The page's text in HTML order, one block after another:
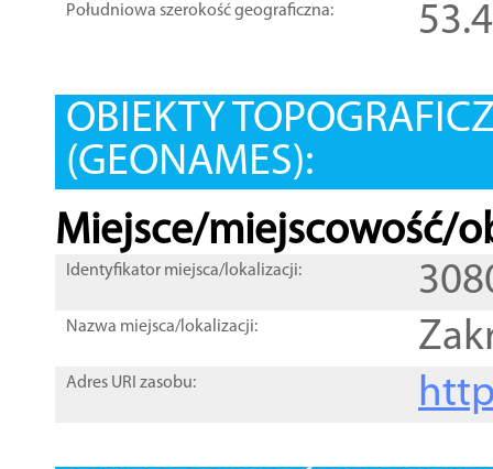
Południowa szerokość geograficzna:
OBIEKTY
(GEONAMES):
Miejsce/miejscowość/
Identyfikator miejsca/lokalizacji:
Nazwa miejsca/lokalizacji:
Adres URI zasobu: